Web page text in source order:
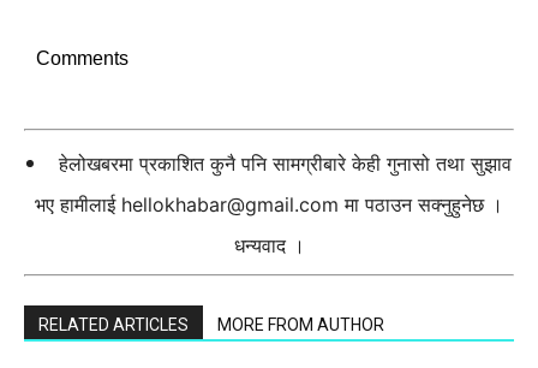
Comments
हेलोखबरमा प्रकाशित कुनै पनि सामग्रीबारे केही गुनासो तथा सुझाव
भए हामीलाई hellokhabar@gmail.com मा पठाउन सक्नुहुनेछ ।
धन्यवाद ।
RELATED ARTICLES MORE FROM AUTHOR